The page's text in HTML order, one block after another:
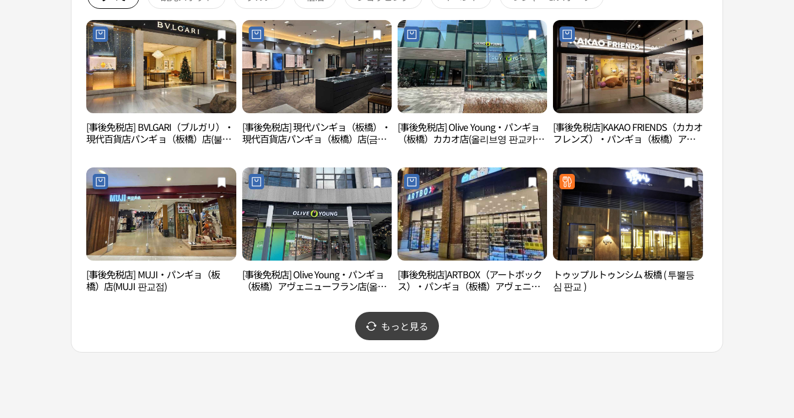
[事後免税店] BVLGARI（ブルガリ）・
現代百貨店パンギョ（板橋）店(불가
[事後免税店] 現代パンギョ（板橋）・
現代百貨店パンギョ（板橋）店(금강
[事後免税店] Olive Young・パンギョ
（板橋）カカオ店(올리브영 판교카카
[事後免税店]KAKAO FRIENDS（カカオ
フレンズ）・パンギョ（板橋）アジ
[事後免税店] MUJI・パンギョ（板
橋）店(MUJI 판교점)
[事後免税店] Olive Young・パンギョ
（板橋）アヴェニューフラン店(올리
[事後免税店]ARTBOX（アートボック
ス）・パンギョ（板橋）アヴェニュ
점)
トゥップルトゥンシム 板橋 ( 투뿔등
심 판교 )
もっと見る